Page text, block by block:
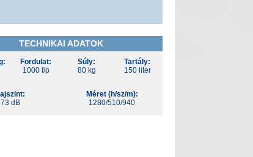
TECHNIKAI ADATOK
Fordulat:
1000 f/p
Súly:
80 kg
Tartály:
150 liter
73 dB
Méret (h/sz/m):
1280/510/940